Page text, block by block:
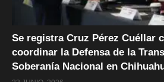
Se registra Cruz Pérez Cuéllar
coordinar la Defensa de la
Soberanía Nacional en